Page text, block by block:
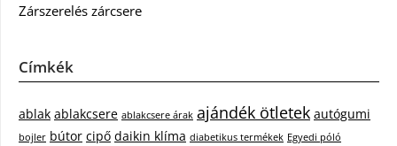
Zárszerelés zárcsere
Címkék
ablak ablakcsere ablakcsere árak ajándék ötletek autógumi
bojler bútor cipő daikin klíma diabetikus termékek Egyedi póló